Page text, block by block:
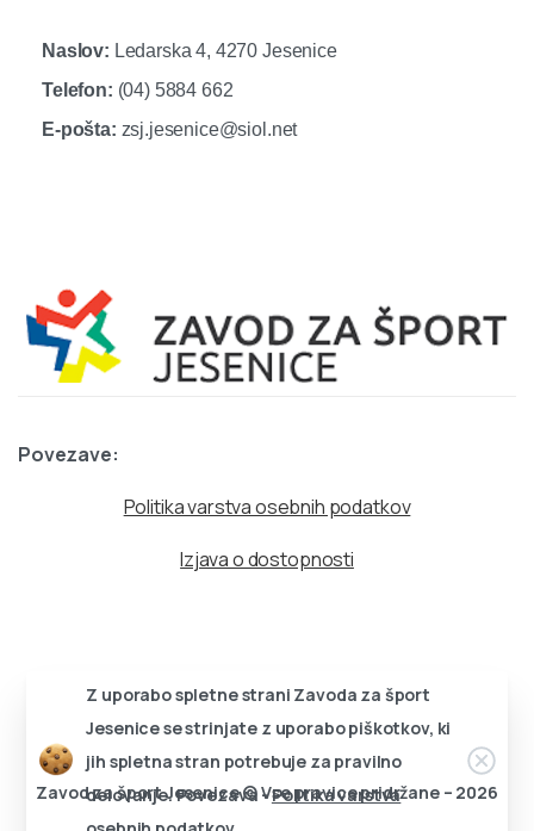
Naslov: Ledarska 4, 4270 Jesenice
Telefon: (04) 5884 662
E-pošta: zsj.jesenice@siol.net
Povezave:
Politika varstva osebnih podatkov
Izjava o dostopnosti
Zavod za šport Jesenice © Vse pravice pridržane – 2026
Z uporabo spletne strani Zavoda za šport
Jesenice se strinjate z uporabo piškotkov, ki
jih spletna stran potrebuje za pravilno
delovanje. Povezava -Politika varstva
Zapri